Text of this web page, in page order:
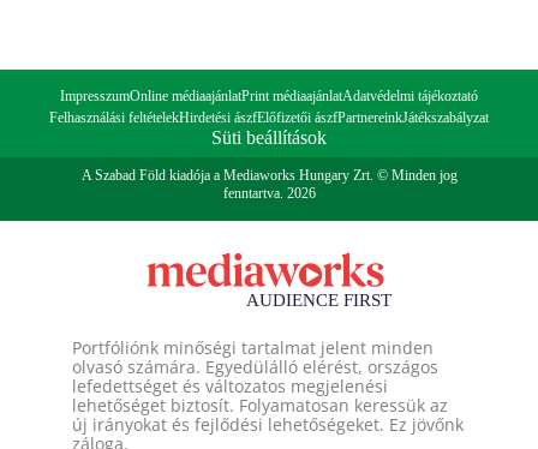
ImpresszumOnline médiaajánlatPrint médiaajánlatAdatvédelmi tájékoztató
Felhasználási feltételekHirdetési ászfElőfizetői ászfPartnereinkJátékszabályzat
Süti beállítások
A Szabad Föld kiadója a Mediaworks Hungary Zrt. © Minden jog
fenntartva. 2026
Portfóliónk minőségi tartalmat jelent minden
olvasó számára. Egyedülálló elérést, országos
lefedettséget és változatos megjelenési
lehetőséget biztosít. Folyamatosan keressük az
új irányokat és fejlődési lehetőségeket. Ez jövőnk
záloga.